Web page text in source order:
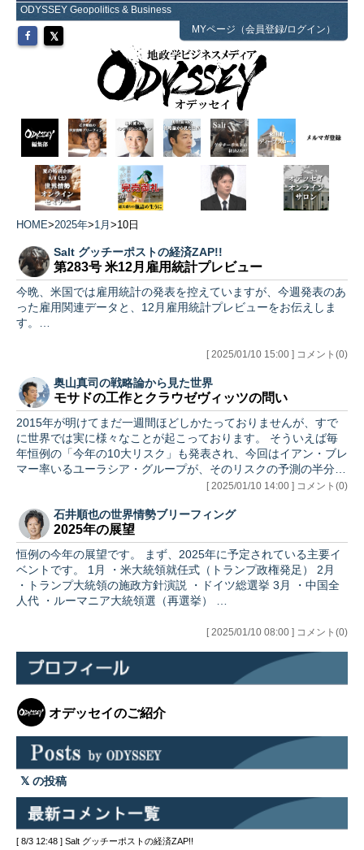
ODYSSEY Geopolitics & Business
MYページ（会員登録/ログイン）
HOME>2025年>1月 >10日
Salt グッチーポストの経済ZAP!!
第283号 米12月雇用統計プレビュー
今晩、米国では雇用統計の発表を控えていますが、今週発表のあ
った雇用関連データと、12月雇用統計プレビューをお伝えしま
す。…
[ 2025/01/10 15:00 ] コメント(0)
奥山真司の戦略論から見た世界
モサドの工作とクラウゼヴィッツの問い
2015年が明けてまだ一週間ほどしかたっておりませんが、すで
に世界では実に様々なことが起こっております。 そういえば毎
年恒例の「今年の10大リスク」も発表され、今回はイアン・ブレ
マー率いるユーラシア・グループが、そのリスクの予測の半分以
[ 2025/01/10 14:00 ] コメント(0)
石井順也の世界情勢ブリーフィング
2025年の展望
恒例の今年の展望です。 まず、2025年に予定されている主要イ
ベントです。 1月 ・米大統領就任式（トランプ政権発足） 2月
・トランプ大統領の施政方針演説 ・ドイツ総選挙 3月 ・中国全
[ 2025/01/10 08:00 ] コメント(0)
オデッセイのご紹介
の投稿
[ 8/3 12:48 ] Salt グッチーポストの経済ZAP!!